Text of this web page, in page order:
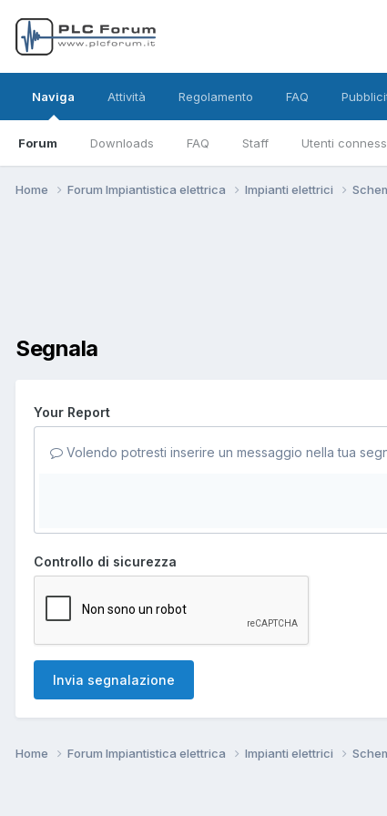
Naviga
Forum Downloads FAQ Staff Utenti
Attività Regolamento FAQ
Home Forum Impiantistica elettrica Impianti elettrici
Segnala
Your Report
Volendo potresti inserire un messaggio nella tua
Controllo di sicurezza
Invia segnalazione
Home Forum Impiantistica elettrica Impianti elettrici